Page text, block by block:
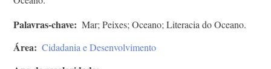
Palavras-chave Mar; Peixes; Oceano; Literacia do Oceano.
Área Cidadania e Desenvolvimento